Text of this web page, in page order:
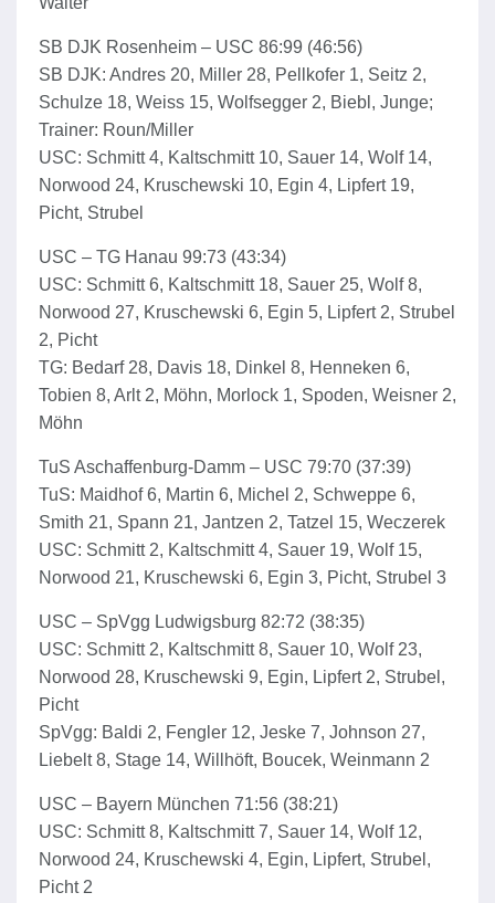
SB DJK Rosenheim – USC 86:99 (46:56)
SB DJK: Andres 20, Miller 28, Pellkofer 1, Seitz 2,
Schulze 18, Weiss 15, Wolfsegger 2, Biebl, Junge;
Trainer: Roun/Miller
USC: Schmitt 4, Kaltschmitt 10, Sauer 14, Wolf 14,
Norwood 24, Kruschewski 10, Egin 4, Lipfert 19,
Picht, Strubel
USC – TG Hanau 99:73 (43:34)
USC: Schmitt 6, Kaltschmitt 18, Sauer 25, Wolf 8,
Norwood 27, Kruschewski 6, Egin 5, Lipfert 2, Strubel
2, Picht
TG: Bedarf 28, Davis 18, Dinkel 8, Henneken 6,
Tobien 8, Arlt 2, Möhn, Morlock 1, Spoden, Weisner 2,
Möhn
TuS Aschaffenburg-Damm – USC 79:70 (37:39)
TuS: Maidhof 6, Martin 6, Michel 2, Schweppe 6,
Smith 21, Spann 21, Jantzen 2, Tatzel 15, Weczerek
USC: Schmitt 2, Kaltschmitt 4, Sauer 19, Wolf 15,
Norwood 21, Kruschewski 6, Egin 3, Picht, Strubel 3
USC – SpVgg Ludwigsburg 82:72 (38:35)
USC: Schmitt 2, Kaltschmitt 8, Sauer 10, Wolf 23,
Norwood 28, Kruschewski 9, Egin, Lipfert 2, Strubel,
Picht
SpVgg: Baldi 2, Fengler 12, Jeske 7, Johnson 27,
Liebelt 8, Stage 14, Willhöft, Boucek, Weinmann 2
USC – Bayern München 71:56 (38:21)
USC: Schmitt 8, Kaltschmitt 7, Sauer 14, Wolf 12,
Norwood 24, Kruschewski 4, Egin, Lipfert, Strubel,
Picht 2